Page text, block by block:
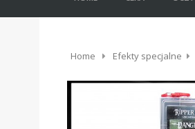
Home Efekty specjalne